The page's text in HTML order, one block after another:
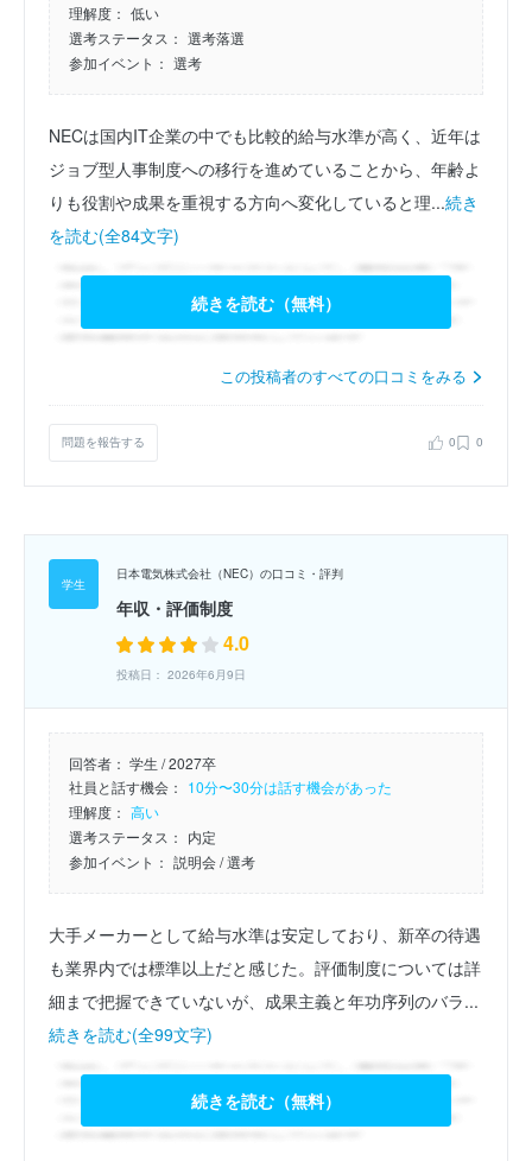
理解度： 低い
選考ステータス： 選考落選
参加イベント： 選考
NECは国内IT企業の中でも比較的給与水準が高く、近年は
ジョブ型人事制度への移行を進めていることから、年齢よ
りも役割や成果を重視する方向へ変化していると理...続き
を読む(全84文字)
続きを読む（無料）
この投稿者のすべての口コミをみる
問題を報告する 0 0
日本電気株式会社（NEC）の口コミ・評判
年収・評価制度
4.0
投稿日： 2026年6月9日
回答者： 学生 / 2027卒
社員と話す機会： 10分〜30分は話す機会があった
理解度： 高い
選考ステータス： 内定
参加イベント： 説明会/ 選考
大手メーカーとして給与水準は安定しており、新卒の待遇
も業界内では標準以上だと感じた。評価制度については詳
細まで把握できていないが、成果主義と年功序列のバラ...
続きを読む(全99文字)
続きを読む（無料）